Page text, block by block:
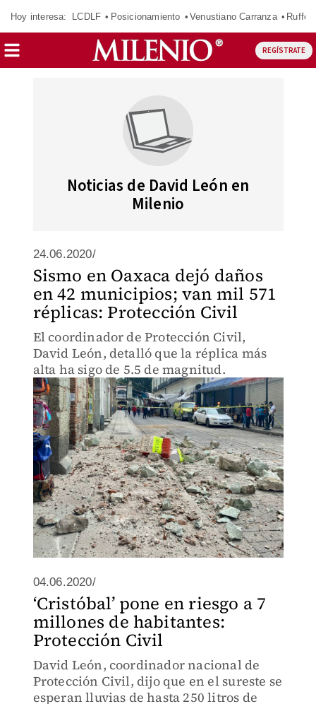
Hoy interesa: LCDLF Posicionamiento Venustiano Carranza Ruffo
REGÍSTRATE
Noticias de David León en
Milenio
24.06.2020/
Sismo en Oaxaca dejó daños
en 42 municipios; van mil 571
réplicas: Protección Civil
El coordinador de Protección Civil,
David León, detalló que la réplica más
alta ha sigo de 5.5 de magnitud.
04.06.2020/
‘Cristóbal’ pone en riesgo a 7
millones de habitantes:
Protección Civil
David León, coordinador nacional de
Protección Civil, dijo que en el sureste se
esperan lluvias de hasta 250 litros de